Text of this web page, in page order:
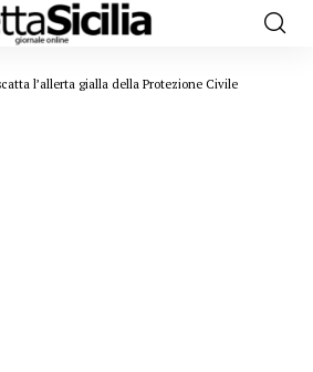
l’allerta gialla della Protezione Civile